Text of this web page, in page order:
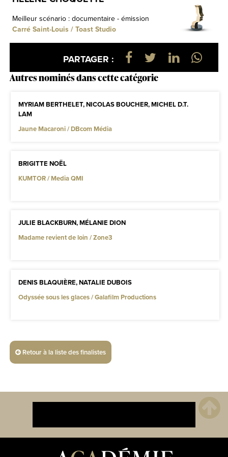
Meilleur scénario : documentaire - émission
Carré Saint-Louis / Toast Studio
PARTAGER :
Autres nominés dans cette catégorie
MYRIAM BERTHELET, NICOLAS BOUCHER, MICHEL D.T.
LAM
Jaune Macaroni / DBcom Média
BRIGITTE NOËL
KUMTOR / Media QMI
JULIE BLACKBURN, MÉLANIE DION
Madame revient de loin / Zone3
DENIS BLAQUIÈRE, NATALIE DUBOIS
Odyssée sous les glaces / Galafilm Productions
Retour à la liste des finalistes